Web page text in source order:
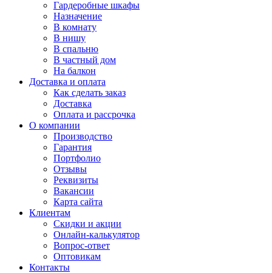
Гардеробные шкафы
Назначение
В комнату
В нишу
В спальню
В частный дом
На балкон
Доставка и оплата
Как сделать заказ
Доставка
Оплата и рассрочка
О компании
Производство
Гарантия
Портфолио
Отзывы
Реквизиты
Вакансии
Карта сайта
Клиентам
Скидки и акции
Онлайн-калькулятор
Вопрос-ответ
Оптовикам
Контакты